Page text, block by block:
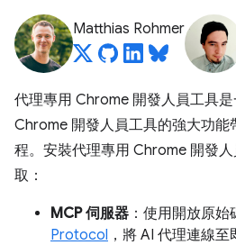
Matthias Rohmer
代理專用 Chrome 開發人員工具
Chrome 開發人員工具的強大功能
程。安裝代理專用 Chrome 開發
取：
MCP 伺服器 ：使用開放原始
Protocol ，將 AI 代理連線至